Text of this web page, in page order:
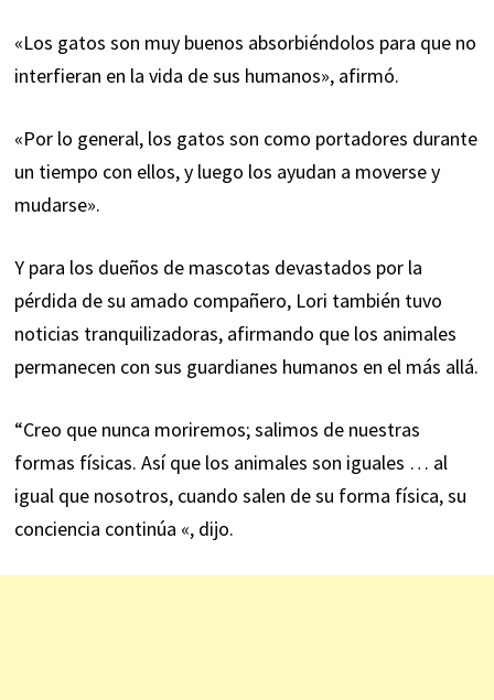
«Los gatos son muy buenos absorbiéndolos para que no
interfieran en la vida de sus humanos», afirmó.
«Por lo general, los gatos son como portadores durante
un tiempo con ellos, y luego los ayudan a moverse y
mudarse».
Y para los dueños de mascotas devastados por la
pérdida de su amado compañero, Lori también tuvo
noticias tranquilizadoras, afirmando que los animales
permanecen con sus guardianes humanos en el más allá.
“Creo que nunca moriremos; salimos de nuestras
formas físicas. Así que los animales son iguales … al
igual que nosotros, cuando salen de su forma física, su
conciencia continúa «, dijo.